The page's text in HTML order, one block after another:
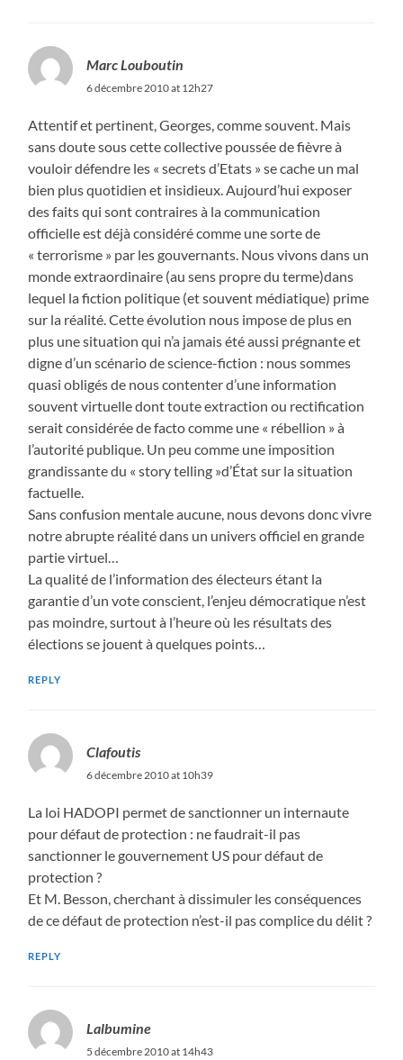
Marc Louboutin
6 décembre 2010 at 12h27
Attentif et pertinent, Georges, comme souvent. Mais
sans doute sous cette collective poussée de fièvre à
vouloir défendre les « secrets d’Etats » se cache un mal
bien plus quotidien et insidieux. Aujourd’hui exposer
des faits qui sont contraires à la communication
officielle est déjà considéré comme une sorte de
« terrorisme » par les gouvernants. Nous vivons dans un
monde extraordinaire (au sens propre du terme)dans
lequel la fiction politique (et souvent médiatique) prime
sur la réalité. Cette évolution nous impose de plus en
plus une situation qui n’a jamais été aussi prégnante et
digne d’un scénario de science-fiction : nous sommes
quasi obligés de nous contenter d’une information
souvent virtuelle dont toute extraction ou rectification
serait considérée de facto comme une « rébellion » à
l’autorité publique. Un peu comme une imposition
grandissante du « story telling »d’État sur la situation
factuelle.
Sans confusion mentale aucune, nous devons donc vivre
notre abrupte réalité dans un univers officiel en grande
partie virtuel…
La qualité de l’information des électeurs étant la
garantie d’un vote conscient, l’enjeu démocratique n’est
pas moindre, surtout à l’heure où les résultats des
élections se jouent à quelques points…
REPLY
Clafoutis
6 décembre 2010 at 10h39
La loi HADOPI permet de sanctionner un internaute
pour défaut de protection : ne faudrait-il pas
sanctionner le gouvernement US pour défaut de
protection ?
Et M. Besson, cherchant à dissimuler les conséquences
de ce défaut de protection n’est-il pas complice du délit ?
REPLY
Lalbumine
5 décembre 2010 at 14h43